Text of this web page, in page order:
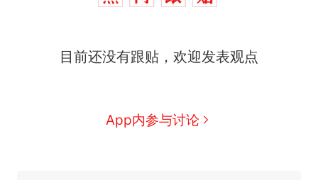
目前还没有跟贴，欢迎发表观点
App内参与讨论
因老师一句“跟我回家”改写了
费大厨“全国小炒肉大王”称
号，仅凭视频评出？中国烹饪